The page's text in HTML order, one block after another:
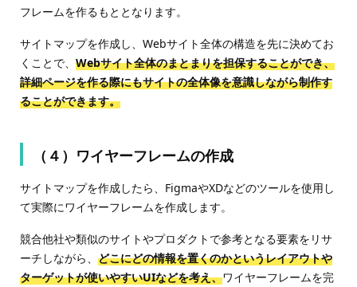
フレームを作るもととなります。
サイトマップを作成し、Webサイト全体の構造を先に決めてお
くことで、 Webサイト全体のまとまりを担保することができ、
詳細ページを作る際にもサイトの全体像を意識しながら制作す
ることができます。
（４）ワイヤーフレームの作成
サイトマップを作成したら、FigmaやXDなどのツールを使用し
て実際にワイヤーフレームを作成します。
競合他社や類似のサイトやプロダクトで参考となる要素をリサ
ーチしながら、 どこにどの情報を置くのかというレイアウトや
ターゲットが使いやすいUIなどを考え、ワイヤーフレームを完